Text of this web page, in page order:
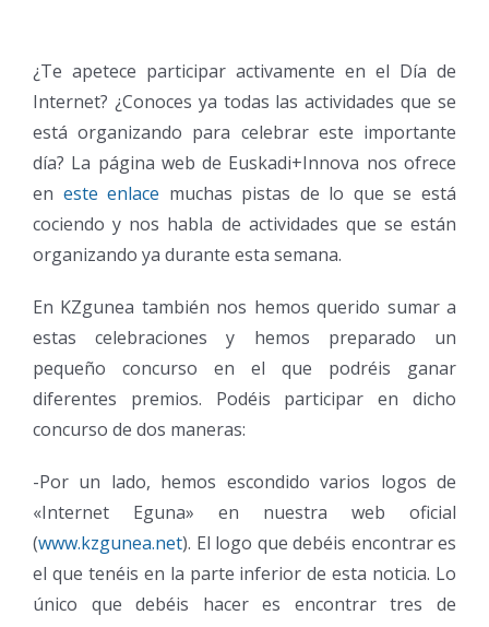
¿Te apetece participar activamente en el Día de
Internet? ¿Conoces ya todas las actividades que se
está organizando para celebrar este importante
día? La página web de Euskadi+Innova nos ofrece
en este enlace muchas pistas de lo que se está
cociendo y nos habla de actividades que se están
organizando ya durante esta semana.
En KZgunea también nos hemos querido sumar a
estas celebraciones y hemos preparado un
pequeño concurso en el que podréis ganar
diferentes premios. Podéis participar en dicho
concurso de dos maneras:
-Por un lado, hemos escondido varios logos de
«Internet Eguna» en nuestra web oficial
(www.kzgunea.net). El logo que debéis encontrar es
el que tenéis en la parte inferior de esta noticia. Lo
único que debéis hacer es encontrar tres de